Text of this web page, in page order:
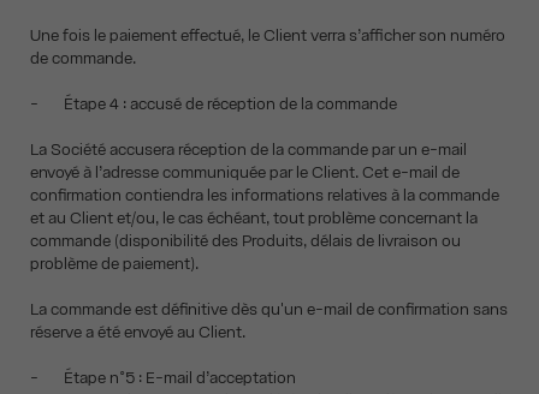
Une fois le paiement effectué, le Client verra s’afficher son numéro
de commande.
- Étape 4 : accusé de réception de la commande
La Société accusera réception de la commande par un e-mail
envoyé à l’adresse communiquée par le Client. Cet e-mail de
confirmation contiendra les informations relatives à la commande
et au Client et/ou, le cas échéant, tout problème concernant la
commande (disponibilité des Produits, délais de livraison ou
problème de paiement).
La commande est définitive dès qu'un e-mail de confirmation sans
réserve a été envoyé au Client.
- Étape n°5 : E-mail d’acceptation